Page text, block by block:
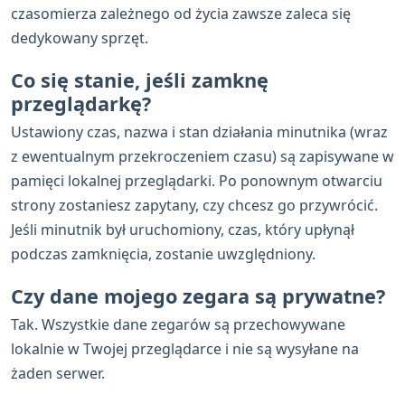
czasomierza zależnego od życia zawsze zaleca się
dedykowany sprzęt.
Co się stanie, jeśli zamknę
przeglądarkę?
Ustawiony czas, nazwa i stan działania minutnika (wraz
z ewentualnym przekroczeniem czasu) są zapisywane w
pamięci lokalnej przeglądarki. Po ponownym otwarciu
strony zostaniesz zapytany, czy chcesz go przywrócić.
Jeśli minutnik był uruchomiony, czas, który upłynął
podczas zamknięcia, zostanie uwzględniony.
Czy dane mojego zegara są prywatne?
Tak. Wszystkie dane zegarów są przechowywane
lokalnie w Twojej przeglądarce i nie są wysyłane na
żaden serwer.